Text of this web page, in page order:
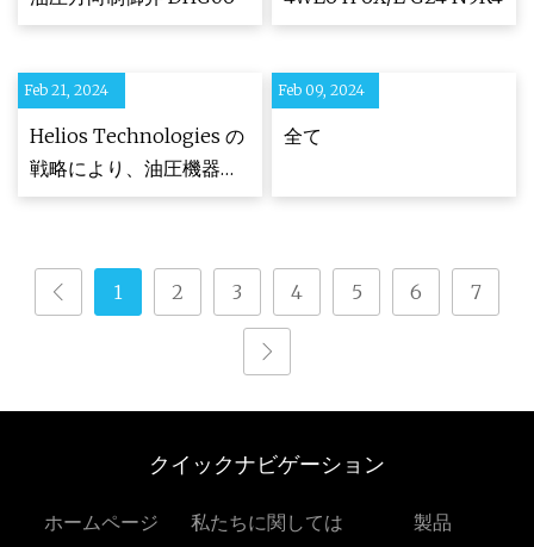
Feb 21, 2024
Helios Technologies の
戦略により、油圧機器分
野における製品ラインと
さらに加速
Feb 09, 2024
全て
1 2 3 4 5 6 7
クイックナビゲーション
ホームページ 私たちに関しては 製品